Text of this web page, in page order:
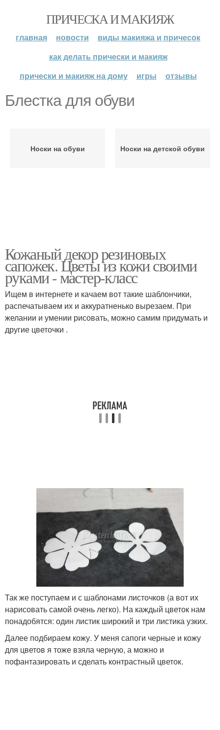
ПРИЧЕСКА И МАКИЯЖ
главная новости
виды макияжа и причесок
как делать прически и макияж
прически и макияж на дому
игры отзывы
Блестка для обуви
Носки на обуви Носки на детской обуви
Кожаный декор резиновых
сапожек. Цветы из кожи своими
руками - мастер-класс
Ищем в интернете и качаем вот такие шаблончики,
распечатываем их и аккуратненько вырезаем. При
желании и умении рисовать, можно самим придумать и
другие цветочки .
Так же поступаем и с шаблонами листочков (а вот их
нарисовать самой очень легко). На каждый цветок нам
понадобятся: один листик широкий и три листика узких.
Далее подбираем кожу. У меня сапоги черные и кожу
для цветов я тоже взяла черную, а можно и
пофантазировать и сделать контрастный цветок.